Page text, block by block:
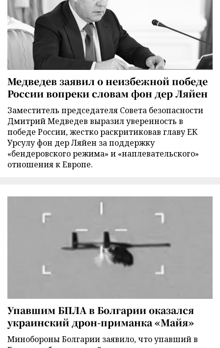
Медведев заявил о неизбежной победе
России вопреки словам фон дер Ляйен
Заместитель председателя Совета безопасности
Дмитрий Медведев выразил уверенность в
победе России, жестко раскритиковав главу ЕК
Урсулу фон дер Ляйен за поддержку
«бендеровского режима» и «наплевательского»
отношения к Европе.
Упавшим БПЛА в Болгарии оказался
украинский дрон-приманка «Майя»
Минобороны Болгарии заявило, что упавший в